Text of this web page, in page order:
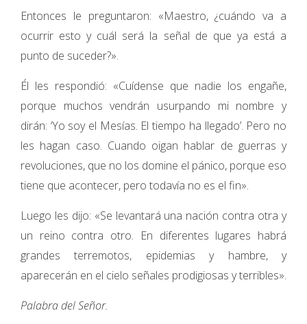
Entonces le preguntaron: «Maestro, ¿cuándo va a
ocurrir esto y cuál será la señal de que ya está a
punto de suceder?».
Él les respondió: «Cuídense que nadie los engañe,
porque muchos vendrán usurpando mi nombre y
dirán: ‘Yo soy el Mesías. El tiempo ha llegado’. Pero no
les hagan caso. Cuando oigan hablar de guerras y
revoluciones, que no los domine el pánico, porque eso
tiene que acontecer, pero todavía no es el fin».
Luego les dijo: «Se levantará una nación contra otra y
un reino contra otro. En diferentes lugares habrá
grandes terremotos, epidemias y hambre, y
aparecerán en el cielo señales prodigiosas y terribles».
Palabra del Señor.